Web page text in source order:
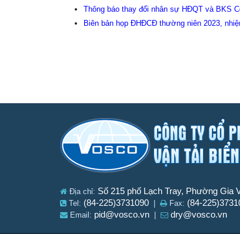
Thông báo thay đổi nhân sự HĐQT và BKS
Biên bản họp ĐHĐCĐ thường niên 2023,
Địa chỉ: Số 215 phố Lạch Tray, Phường Gia
Tel: (84-225)3731090 Fax: (84-
Email: pid@vosco.vn dry@vosco.vn